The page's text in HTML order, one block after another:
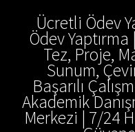
Ücretli Ödev
Ödev
Tez, Proje,
Sunum,
Başarılı
Akademik
Merkezi | 7/24